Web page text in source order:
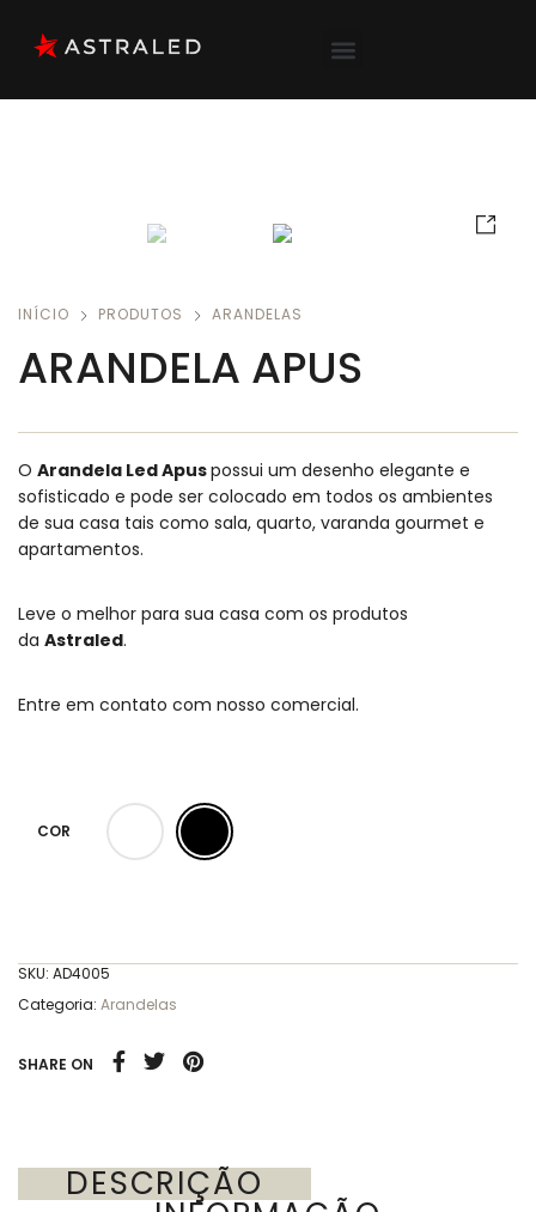
INÍCIO PRODUTOS ARANDELAS
ARANDELA APUS
O Arandela Led Apuspossui um desenho elegante e
sofisticado e pode ser colocado em todos os ambientes
de sua casa tais como sala, quarto, varanda gourmet e
apartamentos.
Leve o melhor para sua casa com os produtos
da Astraled.
Entre em contato com nosso comercial.
COR
SKU: AD4005
Categoria: Arandelas
SHARE ON
DESCRIÇÃO